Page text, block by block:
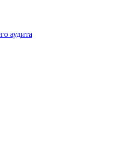
аудита